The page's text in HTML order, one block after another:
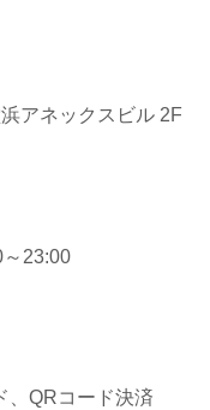
アネックスビル 2F
23:00
、QRコード決済